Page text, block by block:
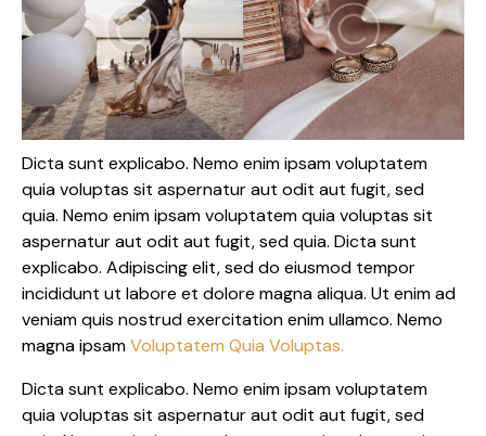
Dicta sunt explicabo. Nemo enim ipsam voluptatem
quia voluptas sit aspernatur aut odit aut fugit, sed
quia. Nemo enim ipsam voluptatem quia voluptas sit
aspernatur aut odit aut fugit, sed quia. Dicta sunt
explicabo. Adipiscing elit, sed do eiusmod tempor
incididunt ut labore et dolore magna aliqua. Ut enim ad
veniam quis nostrud exercitation enim ullamco. Nemo
magna ipsamVoluptatem Quia Voluptas.
Dicta sunt explicabo. Nemo enim ipsam voluptatem
quia voluptas sit aspernatur aut odit aut fugit, sed